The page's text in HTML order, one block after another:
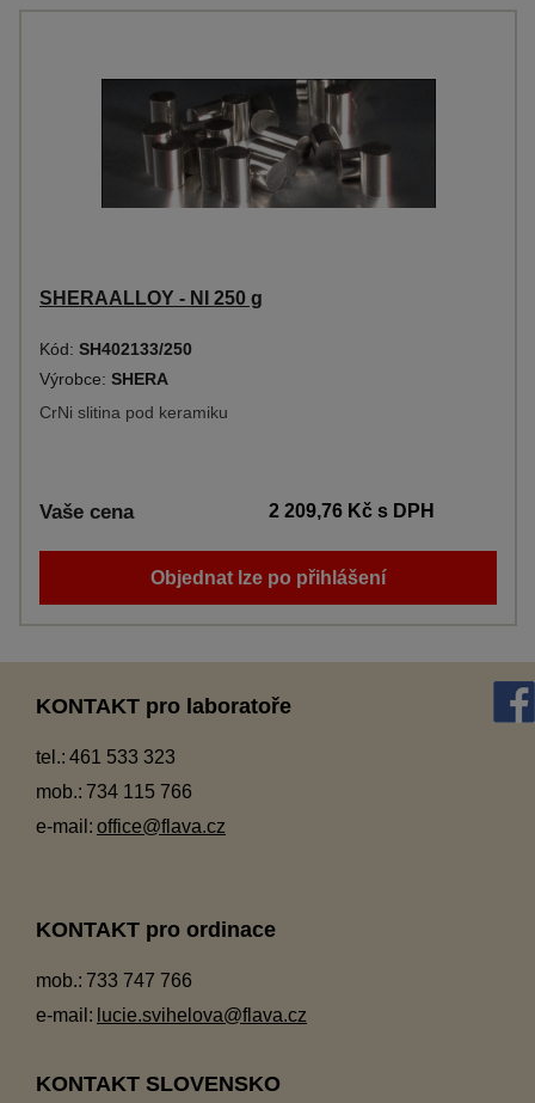
SHERAALLOY - NI 250 g
Kód: SH402133/250
Výrobce: SHERA
CrNi slitina pod keramiku
Vaše cena 2 209,76 Kčs DPH
Objednat lze po přihlášení
KONTAKT pro laboratoře
tel.: 461 533 323
mob.: 734 115 766
e-mail: office@flava.cz
KONTAKT pro ordinace
mob.: 733 747 766
e-mail: lucie.svihelova@flava.cz
KONTAKT SLOVENSKO